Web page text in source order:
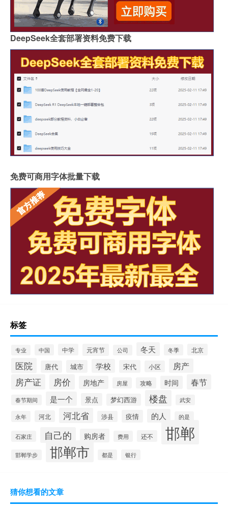
DeepSeek全套部署资料免费下载
免费可商用字体批量下载
标签
专业 中国 中学 元宵节 公司 冬天 冬季 北京
医院 唐代 城市 学校 宋代 小区 房产
房产证 房价 房地产 房屋 攻略 时间 春节
春节期间 是一个 景点 梦幻西游 楼盘 武安
永年 河北 河北省 涉县 疫情 的人 的是
石家庄 自己的 购房者 费用 还不 邯郸
邯郸学步 邯郸市 都是 银行
猜你想看的文章